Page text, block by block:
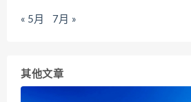
« 5月 7月 »
其他文章